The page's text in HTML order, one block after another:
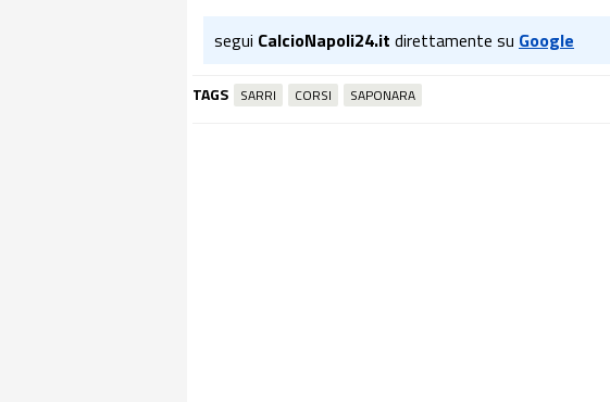
segui CalcioNapoli24.it direttamente su Google
TAGS SARRI CORSI SAPONARA